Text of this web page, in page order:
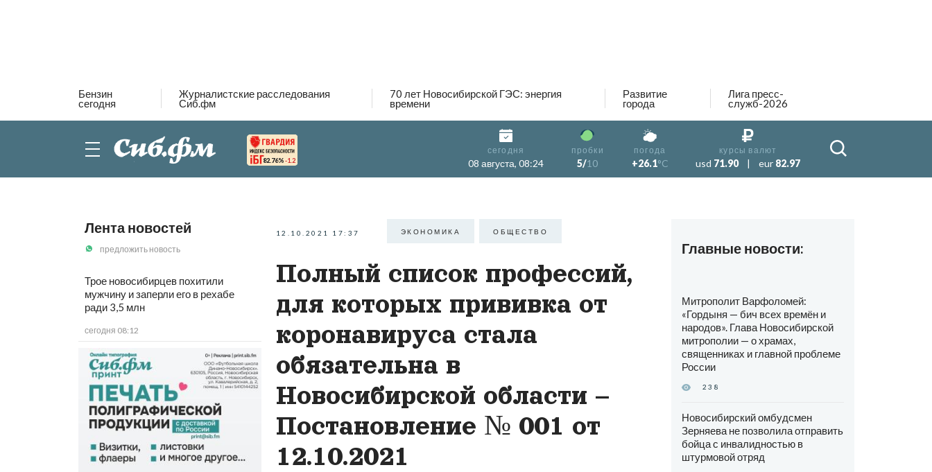
Бензин
сегодня
Журналистские расследования
Сиб.фм
70 лет Новосибирской ГЭС: энергия
времени
Развитие
города
Лига пресс-
служб-2026
82.76% -1.2
сегодня
08 августа, 08:24
пробки
5/10
погода
+26.1°C
курсы валют
usd 71.90 | eur 82.97
Лента новостей
предложить новость
Трое новосибирцев похитили
мужчину и заперли его в рехабе
ради 3,5 млн
сегодня 08:12
12.10.2021 17:37 ЭКОНОМИКА ОБЩЕСТВО
Полный список профессий,
для которых прививка от
коронавируса стала
обязательна в
Новосибирской области –
Постановление № 001 от
12.10.2021
Главные новости:
Митрополит Варфоломей:
«Гордыня — бич всех времён и
народов». Глава Новосибирской
митрополии — о храмах,
священниках и главной проблеме
России
238
Новосибирский омбудсмен
Зерняева не позволила отправить
бойца с инвалидностью в
штурмовой отряд